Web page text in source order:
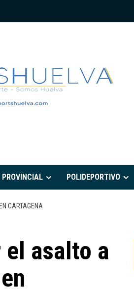
PROVINCIAL POLIDEPORTIVO
CARTAGENA
el asalto a